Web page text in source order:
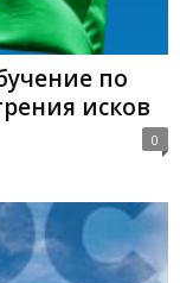
пo
иcкoв
0